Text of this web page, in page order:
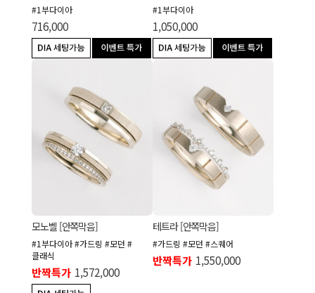
#1부다이아
716,000
#1부다이아
1,050,000
모노벨 [안쪽막음]
#1부다이아 #가드링 #모던 #
클래식
반짝특가 1,572,000
테트라 [안쪽막음]
#가드링 #모던 #스퀘어
반짝특가 1,550,000